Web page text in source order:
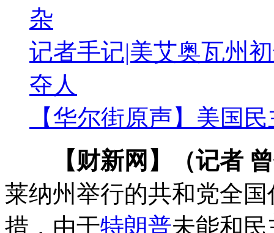
杂
记者手记|美艾奥瓦州
夺人
【华尔街原声】美国
【财新网】（记者
莱纳州举行的共和党全
措，由于特朗普未能和